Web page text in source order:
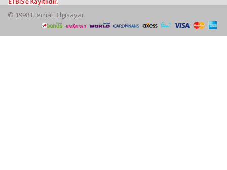
© 1998 Eternal Bilgisayar.